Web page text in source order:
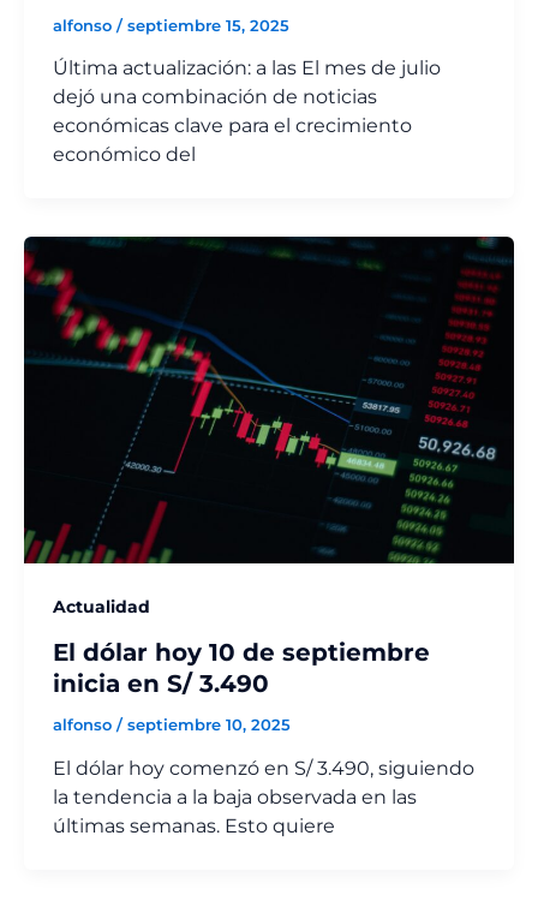
alfonso /septiembre 15, 2025
Última actualización: a las El mes de julio
dejó una combinación de noticias
económicas clave para el crecimiento
económico del
Actualidad
El dólar hoy 10 de septiembre
inicia en S/ 3.490
alfonso /septiembre 10, 2025
El dólar hoy comenzó en S/ 3.490, siguiendo
la tendencia a la baja observada en las
últimas semanas. Esto quiere